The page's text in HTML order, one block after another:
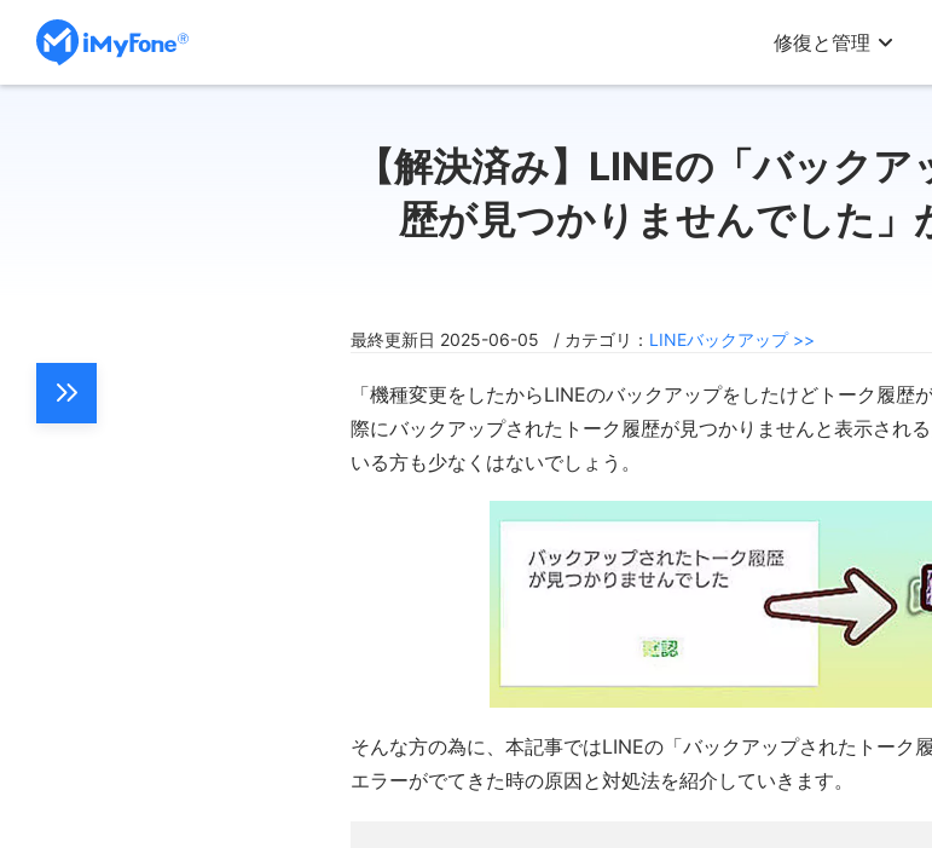
修復と管理
【解決済み】LINEの「バック
歴が見つかりませんでした」
最終更新日 2025-06-05 / カテゴリ： LINEバックアップ >>
「機種変更をしたからLINEのバックアップをしたけどトーク履歴
際にバックアップされたトーク履歴が見つかりませんと表示され
いる方も少なくはないでしょう。
そんな方の為に、本記事ではLINEの「バックアップされたトーク
エラーがでてきた時の原因と対処法を紹介していきます。